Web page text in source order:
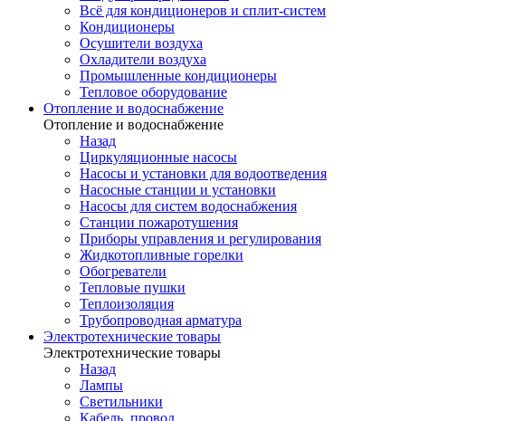
Всё для кондиционеров и сплит-систем
Кондиционеры
Осушители воздуха
Охладители воздуха
Промышленные кондиционеры
Тепловое оборудование
Отопление и водоснабжение
Отопление и водоснабжение
Назад
Циркуляционные насосы
Насосы и установки для водоотведения
Насосные станции и установки
Насосы для систем водоснабжения
Станции пожаротушения
Приборы управления и регулирования
Жидкотопливные горелки
Обогреватели
Тепловые пушки
Теплоизоляция
Трубопроводная арматура
Электротехнические товары
Электротехнические товары
Назад
Лампы
Светильники
Кабель, провод